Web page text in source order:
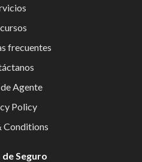
frecuentes
Agente
Policy
Conditions
de Seguro